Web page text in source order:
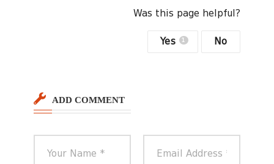
i
Was this page helpful?
Yes 1 No
ADD COMMENT